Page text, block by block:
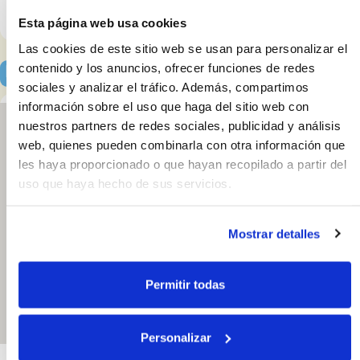
Esta página web usa cookies
Las cookies de este sitio web se usan para personalizar el
contenido y los anuncios, ofrecer funciones de redes
sociales y analizar el tráfico. Además, compartimos
información sobre el uso que haga del sitio web con
nuestros partners de redes sociales, publicidad y análisis
web, quienes pueden combinarla con otra información que
les haya proporcionado o que hayan recopilado a partir del
uso que haya hecho de sus servicios.
Mostrar detalles
Permitir todas
Personalizar
Localización y horarios
Aude Centro
Maps